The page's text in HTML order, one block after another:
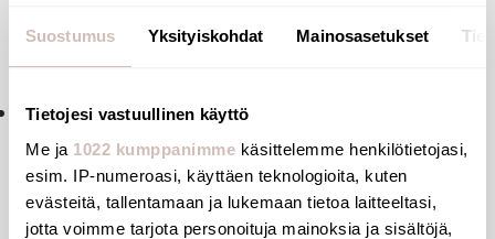
Suostumus Yksityiskohdat Mainosasetukset
Tietojesi vastuullinen käyttö
Me ja 1022 kumppanimme käsittelemme henkilötietojasi,
esim. IP-numeroasi, käyttäen teknologioita, kuten
evästeitä, tallentamaan ja lukemaan tietoa laitteeltasi,
jotta voimme tarjota personoituja mainoksia ja sisältöjä,
(concentrate)
Dilution ratio 2dl Sanurix to be added 3dl water= 0,5
litre ready-to use liquid